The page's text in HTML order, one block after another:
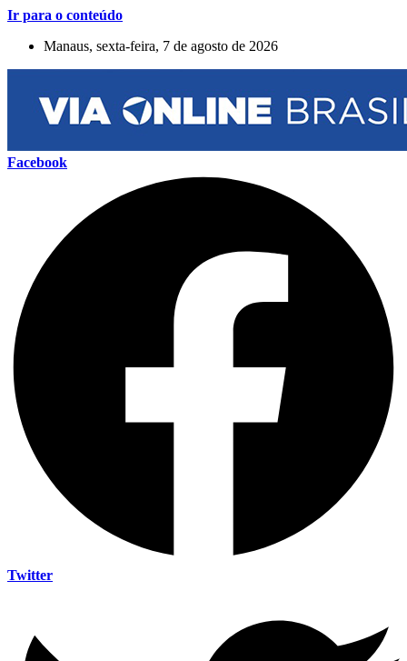
Ir para o conteúdo
Manaus, sexta-feira, 7 de agosto de 2026
Facebook
Twitter